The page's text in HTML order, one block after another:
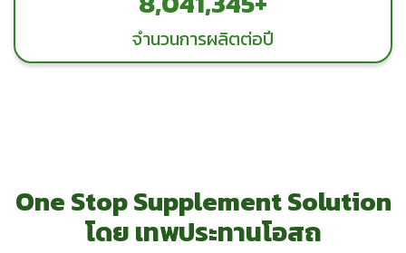
จำนวนการผลิตต่อปี
One Stop Supplement Solution
โดย เทพประทานโอสถ